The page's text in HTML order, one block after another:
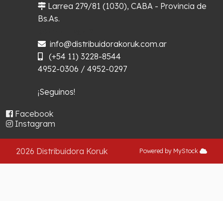
Larrea 279/81 (1030), CABA - Provincia de
Bs.As.
info@distribuidorakoruk.com.ar
(+54 11) 3228-8544
4952-0306 / 4952-0297
¡Seguinos!
Facebook
Instagram
2026 Distribuidora Koruk Powered by MyStock